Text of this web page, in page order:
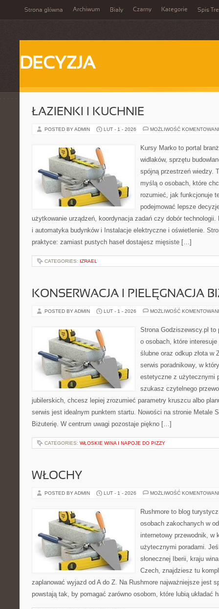
Strona główna Archiwum Biały Czarny Kategorie Spis
DECYZJA
ŁAZIENKI I KUCHNIE
POSTED BY ADMIN LUT - 1 - 2026 MOŻLIWOŚĆ
Kursy Marko to portal
widlaków, sprzętu
spójną przestrzeń wiedzy.
myślą o osobach, które
rozumieć, jak funkcjonuje
podejmować lepsze
użytkowanie urządzeń, koordynacja zadań czy dobór
i automatyka budynków i Instalacje elektryczne i oświetlenie.
praktyce: zamiast pustych haseł dostajesz mięsiste […]
CATEGORIES: IZRAEL
KONSERWACJA I PIELĘGNACJA
POSTED BY ADMIN LUT - 1 - 2026 MOŻLIWOŚĆ
Strona Godziszewscy.pl to
o osobach, które
ślubne oraz odkup złota w
serwis poradnikowy, w
estetyczne z użytecznymi
szukasz czytelnego
jubilerskich, chcesz lepiej zrozumieć parametry kruszcu albo
serwis jest idealnym punktem startu. Nowości na stronie Metale
Biżuterię. W centrum uwagi pozostaje piękno […]
CATEGORIES: WŁOSKIE WINA I NAPOJE DO PIZZY
WŁOCHY
POSTED BY ADMIN LUT - 1 - 2026 MOŻLIWOŚĆ
Rushmore to blog
osobach zakochanych w
internetowy przewodnik, w
użytecznymi poradami.
słonecznej Iberii, kraju
Czech, znajdziesz tu
zaplanować wyjazd od A do Z. Na Rushmore najważniejsze jest
powstają tak, by pomagać zarówno osobom, które lubią układać